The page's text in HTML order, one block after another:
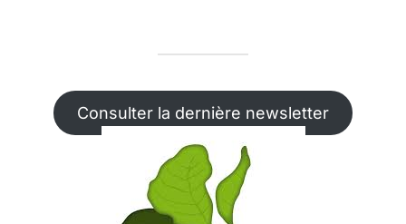
Consulter la dernière newsletter